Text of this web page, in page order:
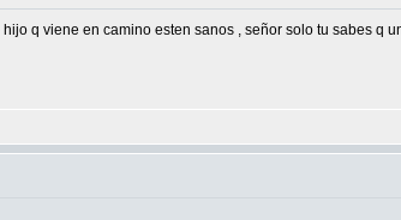
q viene en camino esten sanos , señor solo tu sabes q